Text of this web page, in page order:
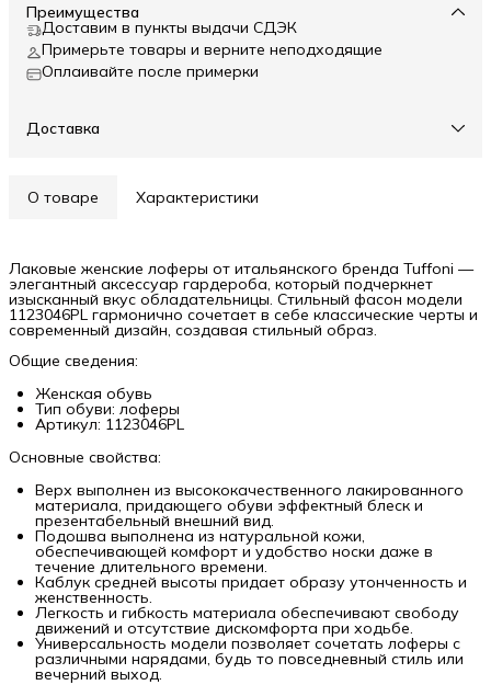
Преимущества
Доставим в пункты выдачи СДЭК
Примерьте товары и верните неподходящие
Оплаивайте после примерки
Доставка
О товаре Характеристики
Лаковые женские лоферы от итальянского бренда Tuffoni —
элегантный аксессуар гардероба, который подчеркнет
изысканный вкус обладательницы. Стильный фасон модели
1123046PL гармонично сочетает в себе классические черты и
современный дизайн, создавая стильный образ.
Общие сведения:
Женская обувь
Тип обуви: лоферы
Артикул: 1123046PL
Основные свойства:
Верх выполнен из высококачественного лакированного
материала, придающего обуви эффектный блеск и
презентабельный внешний вид.
Подошва выполнена из натуральной кожи,
обеспечивающей комфорт и удобство носки даже в
течение длительного времени.
Каблук средней высоты придает образу утонченность и
женственность.
Легкость и гибкость материала обеспечивают свободу
движений и отсутствие дискомфорта при ходьбе.
Универсальность модели позволяет сочетать лоферы с
различными нарядами, будь то повседневный стиль или
вечерний выход.